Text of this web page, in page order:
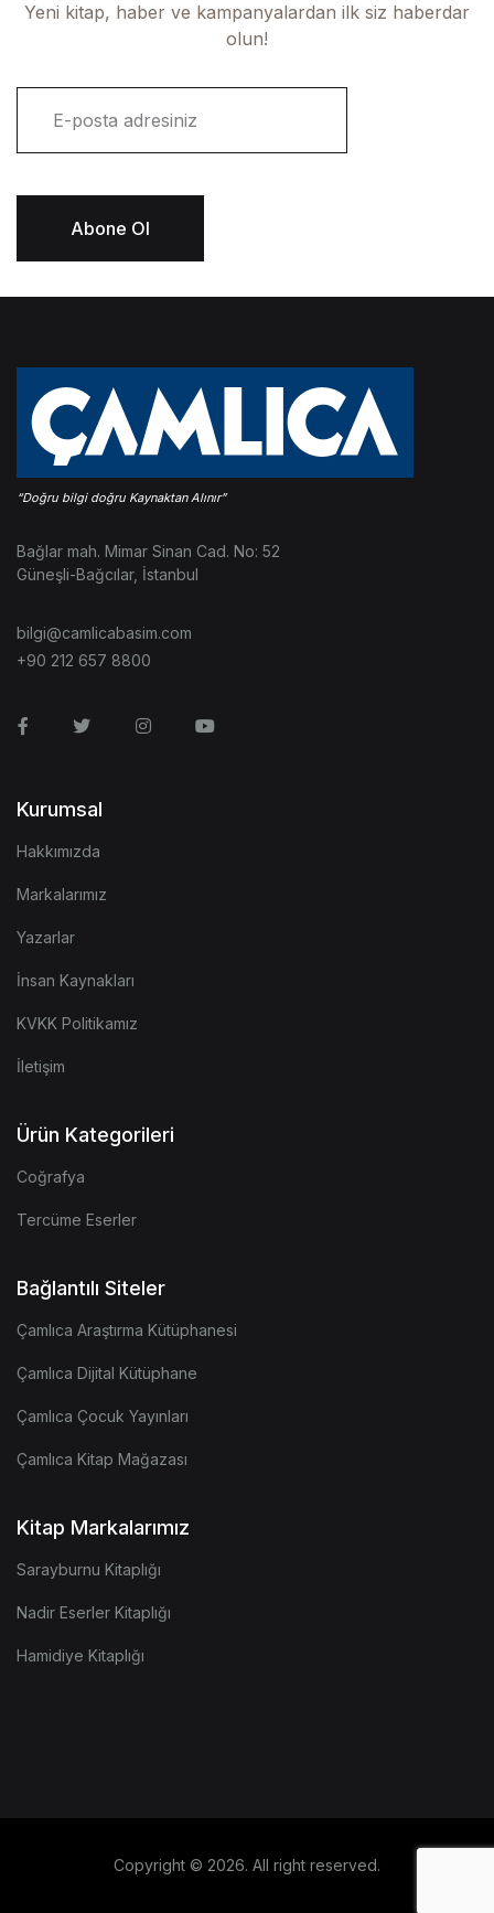
Yeni kitap, haber ve kampanyalardan ilk siz haberdar
olun!
Abone Ol
Bağlar mah. Mimar Sinan Cad. No: 52
Güneşli-Bağcılar, İstanbul
bilgi@camlicabasim.com
+90 212 657 8800
FacebookTwitterInstagramYoutube
Kurumsal
Hakkımızda
Markalarımız
Yazarlar
İnsan Kaynakları
KVKK Politikamız
İletişim
Ürün Kategorileri
Coğrafya
Tercüme Eserler
Bağlantılı Siteler
Çamlıca Araştırma Kütüphanesi
Çamlıca Dijital Kütüphane
Çamlıca Çocuk Yayınları
Çamlıca Kitap Mağazası
Kitap Markalarımız
Sarayburnu Kitaplığı
Nadir Eserler Kitaplığı
Hamidiye Kitaplığı
Copyright © 2026. All right reserved.